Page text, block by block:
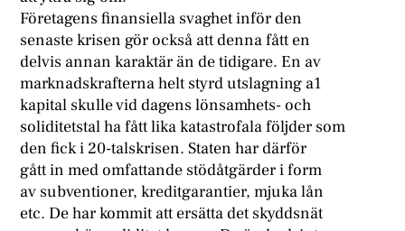
Företagens finansiella svaghet inför den
senaste krisen gör också att denna fått en
delvis annan karaktär än de tidigare. En av
marknadskrafterna helt styrd utslagning a1
kapital skulle vid dagens lönsamhets- och
soliditetstal ha fått lika katastrofala följder som
den fick i 20-talskrisen. Staten har därför
gått in med omfattande stödåtgärder i form
av subventioner, kreditgarantier, mjuka lån
etc. De har kommit att ersätta det skyddsnät